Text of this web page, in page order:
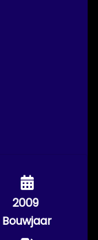
2009
Bouwjaar